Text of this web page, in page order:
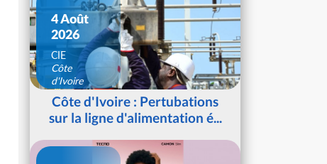
4 Août
2026
CIE
Côte
d'Ivoire
Côte d'Ivoire : Pertubations
sur la ligne d'alimentation é...